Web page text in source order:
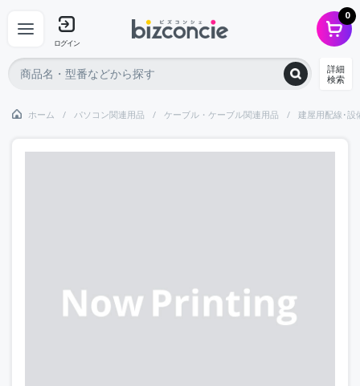
ログイン
0
詳細
検索
ホーム パソコン関連用品 ケーブル・ケーブル関連用品 建屋用配線･設